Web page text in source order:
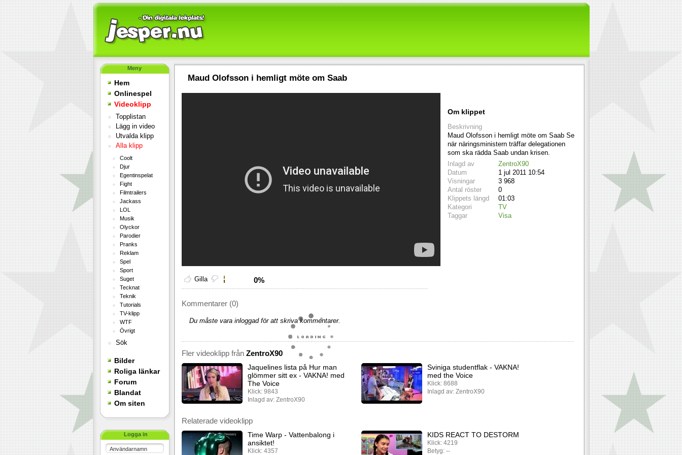
Meny
Hem
Onlinespel
Videoklipp
Topplistan
Lägg in video
Utvalda klipp
Alla klipp
Coolt
Djur
Egentinspelat
Fight
Filmtrailers
Jackass
LOL
Musik
Olyckor
Parodier
Pranks
Reklam
Spel
Sport
Suget
Tecknat
Teknik
Tutorials
TV-klipp
WTF
Övrigt
Sök
Bilder
Roliga länkar
Forum
Blandat
Om siten
Logga in
Användarnamn
Maud Olofsson i hemligt möte om Saab
Gilla 0%
Kommentarer (0)
Du måste vara inloggad för att skriva kommentarer.
Om klippet
Beskrivning
Maud Olofsson i hemligt möte om Saab Se
när näringsministern träffar delegationen
som ska rädda Saab undan krisen.
Inlagd av
ZentroX90
Datum
1 jul 2011 10:54
Visningar
3 968
Antal röster
0
Klippets längd
01:03
Kategori
TV
Taggar
Visa
Fler videoklipp från ZentroX90
Jaquelines lista på Hur man
glömmer sitt ex - VAKNA! med
The Voice
Klick: 9843
Inlagd av: ZentroX90
Sviniga studentflak - VAKNA!
med the Voice
Klick: 8688
Inlagd av: ZentroX90
Relaterade videoklipp
Time Warp - Vattenbalong i
ansiktet!
Klick: 4357
KIDS REACT TO DESTORM
Klick: 4219
Betyg: --